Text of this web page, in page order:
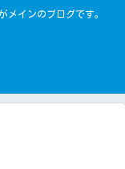
メインのブログです。